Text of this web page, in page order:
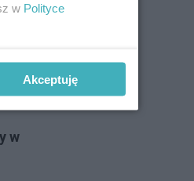
w
w Polityce
Akceptuję